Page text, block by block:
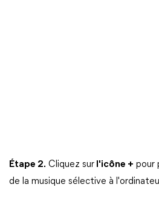
Étape 2. Cliquez sur l'icône + pour
de la musique sélective à